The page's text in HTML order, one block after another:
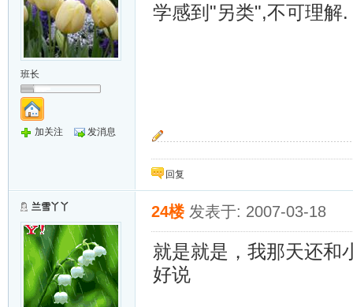
班长
加关注 发消息
学感到"另类",不可理解.
多一份力量，就多一份希望!
回复
兰雪丫丫 24楼 发表于: 2007-03-18
就是就是，我那天还和
好说